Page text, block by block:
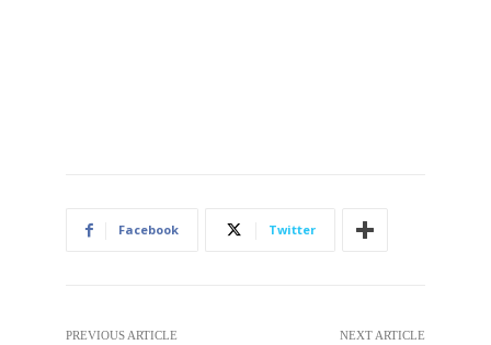
Facebook Twitter
PREVIOUS ARTICLE NEXT ARTICLE